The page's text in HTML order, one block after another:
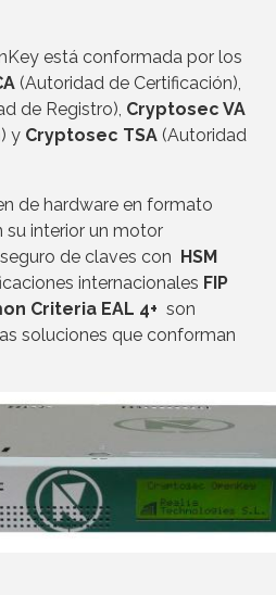
está conformada por los
(Autoridad de Certificación),
de Registro), Cryptosec VA
y Cryptosec TSA (Autoridad
de hardware en formato
su interior un motor
de claves con HSM
internacionales FIP
Criteria EAL 4+ son
soluciones que conforman